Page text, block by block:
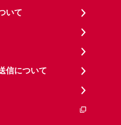
いて
信について